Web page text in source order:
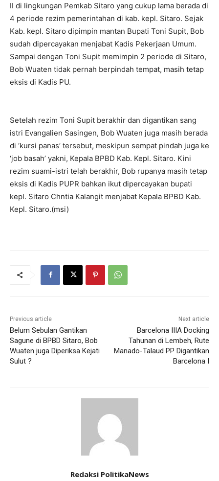
II di lingkungan Pemkab Sitaro yang cukup lama berada di
4 periode rezim pemerintahan di kab. kepl. Sitaro. Sejak
Kab. kepl. Sitaro dipimpin mantan Bupati Toni Supit, Bob
sudah dipercayakan menjabat Kadis Pekerjaan Umum.
Sampai dengan Toni Supit memimpin 2 periode di Sitaro,
Bob Wuaten tidak pernah berpindah tempat, masih tetap
eksis di Kadis PU.
Setelah rezim Toni Supit berakhir dan digantikan sang
istri Evangalien Sasingen, Bob Wuaten juga masih berada
di ‘kursi panas’ tersebut, meskipun sempat pindah juga ke
‘job basah’ yakni, Kepala BPBD Kab. Kepl. Sitaro. Kini
rezim suami-istri telah berakhir, Bob rupanya masih tetap
eksis di Kadis PUPR bahkan ikut dipercayakan bupati
kepl. Sitaro Chntia Kalangit menjabat Kepala BPBD Kab.
Kepl. Sitaro.(msi)
Previous article
Belum Sebulan Gantikan
Sagune di BPBD Sitaro, Bob
Wuaten juga Diperiksa Kejati
Sulut ?
Next article
Barcelona IIIA Docking
Tahunan di Lembeh, Rute
Manado-Talaud PP Digantikan
Barcelona I
Redaksi PolitikaNews